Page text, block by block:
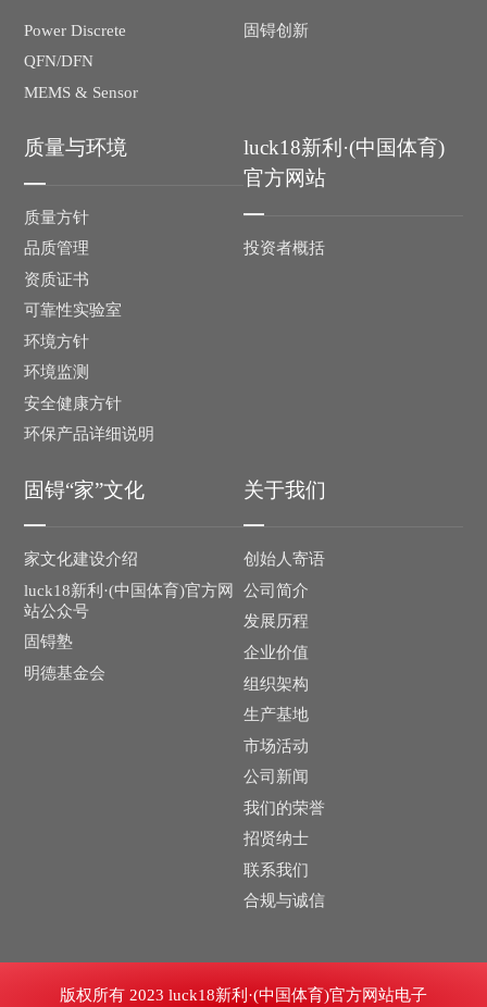
Power Discrete
QFN/DFN
MEMS & Sensor
固锝创新
质量与环境
质量方针
品质管理
资质证书
可靠性实验室
环境方针
环境监测
安全健康方针
环保产品详细说明
luck18新利·(中国体育)
官方网站
投资者概括
固锝“家”文化
家文化建设介绍
luck18新利·(中国体育)官方网
站公众号
固锝塾
明德基金会
关于我们
创始人寄语
公司简介
发展历程
企业价值
组织架构
生产基地
市场活动
公司新闻
我们的荣誉
招贤纳士
联系我们
合规与诚信
版权所有 2023 luck18新利·(中国体育)官方网站电子